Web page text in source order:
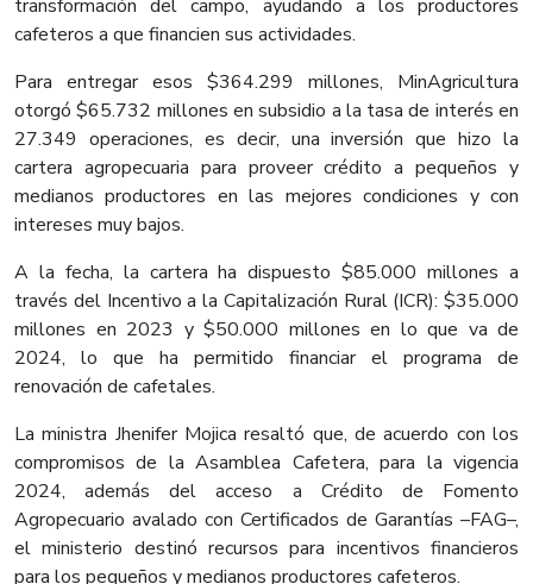
transformación del campo, ayudando a los productores
cafeteros a que financien sus actividades.
Para entregar esos $364.299 millones, MinAgricultura
otorgó $65.732 millones en subsidio a la tasa de interés en
27.349 operaciones, es decir, una inversión que hizo la
cartera agropecuaria para proveer crédito a pequeños y
medianos productores en las mejores condiciones y con
intereses muy bajos.
A la fecha, la cartera ha dispuesto $85.000 millones a
través del Incentivo a la Capitalización Rural (ICR): $35.000
millones en 2023 y $50.000 millones en lo que va de
2024, lo que ha permitido financiar el programa de
renovación de cafetales.
La ministra Jhenifer Mojica resaltó que, de acuerdo con los
compromisos de la Asamblea Cafetera, para la vigencia
2024, además del acceso a Crédito de Fomento
Agropecuario avalado con Certificados de Garantías –FAG–,
el ministerio destinó recursos para incentivos financieros
para los pequeños y medianos productores cafeteros.